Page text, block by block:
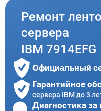
Ремонт
сервера
IBM 7914EFG
Официальный
Гарантийное
сервера IBM до 3
Диагностика за